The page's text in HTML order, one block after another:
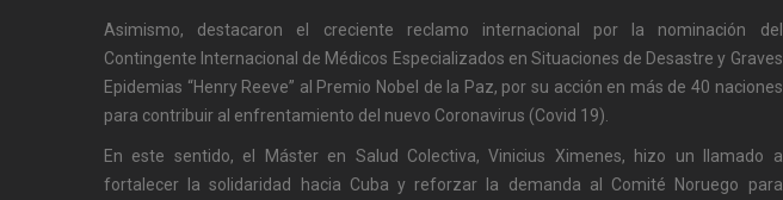
Asimismo, destacaron el creciente reclamo internacional por la nominación del
Contingente Internacional de Médicos Especializados en Situaciones de Desastre y Graves
Epidemias “Henry Reeve” al Premio Nobel de la Paz, por su acción en más de 40 naciones
para contribuir al enfrentamiento del nuevo Coronavirus (Covid 19).
En este sentido, el Máster en Salud Colectiva, Vinicius Ximenes, hizo un llamado a
fortalecer la solidaridad hacia Cuba y reforzar la demanda al Comité Noruego para